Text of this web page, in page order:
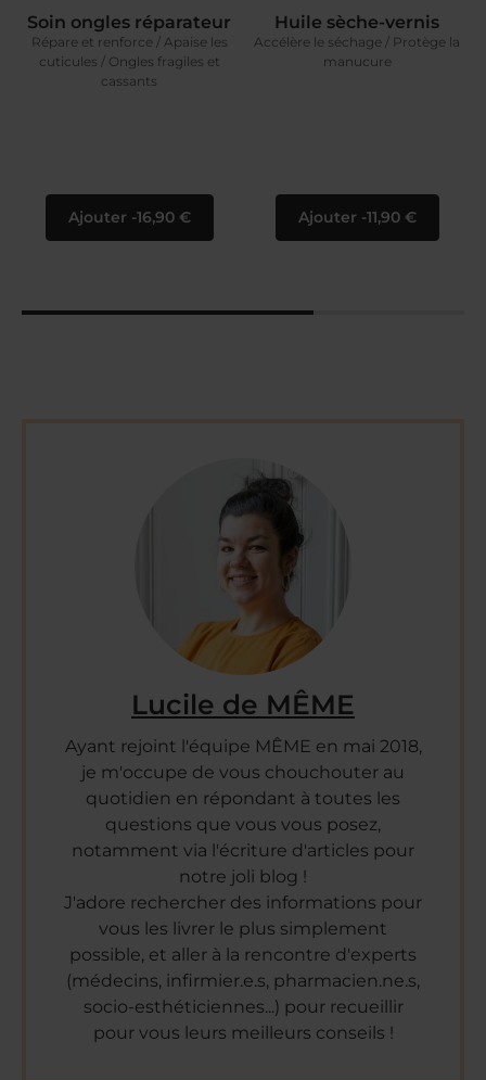
Soin ongles réparateur
Répare et renforce / Apaise les
cuticules / Ongles fragiles et
cassants
Ajouter 16,90 €
Huile sèche-vernis
Accélère le séchage / Protège la
manucure
Ajouter 11,90 €
Lucile de MÊME
Ayant rejoint l'équipe MÊME en mai 2018,
je m'occupe de vous chouchouter au
quotidien en répondant à toutes les
questions que vous vous posez,
notamment via l'écriture d'articles pour
notre joli blog !
J'adore rechercher des informations pour
vous les livrer le plus simplement
possible, et aller à la rencontre d'experts
(médecins, infirmier.e.s, pharmacien.ne.s,
socio-esthéticiennes...) pour recueillir
pour vous leurs meilleurs conseils !